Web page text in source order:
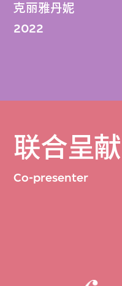
克丽雅丹妮
2022
联合呈献
Co-presenter